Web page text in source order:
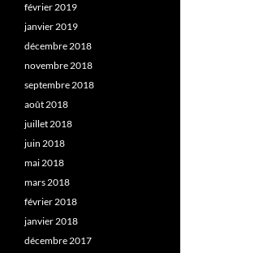
février 2019
janvier 2019
décembre 2018
novembre 2018
septembre 2018
août 2018
juillet 2018
juin 2018
mai 2018
mars 2018
février 2018
janvier 2018
décembre 2017